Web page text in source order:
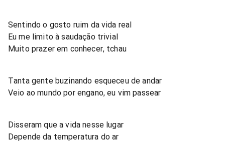
Sentindo o gosto ruim da vida real
Eu me limito à saudação trivial
Muito prazer em conhecer, tchau
Tanta gente buzinando esqueceu de andar
Veio ao mundo por engano, eu vim passear
Disseram que a vida nesse lugar
Depende da temperatura do ar